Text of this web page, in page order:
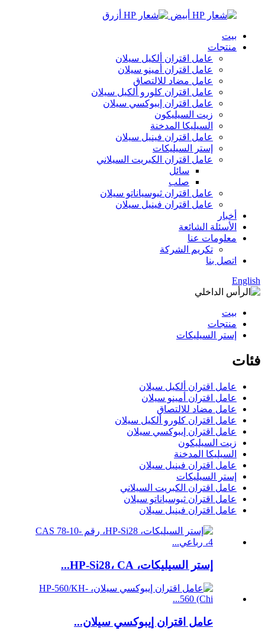
بيت
منتجات
عامل اقتران ألكيل سيلان
عامل اقتران أمينو سيلان
عامل مضاد للالتصاق
عامل اقتران كلورو ألكيل سيلان
عامل اقتران إيبوكسي سيلان
زيت السيليكون
السيليكا المدخنة
عامل اقتران فينيل سيلان
إستر السيليكات
عامل اقتران الكبريت السيلاني
سائل
صلب
عامل اقتران ثيوسياناتو سيلان
عامل اقتران فينيل سيلان
أخبار
الأسئلة الشائعة
معلومات عنا
تكريم الشركة
اتصل بنا
English
بيت
منتجات
إستر السيليكات
فئات
عامل اقتران ألكيل سيلان
عامل اقتران أمينو سيلان
عامل مضاد للالتصاق
عامل اقتران كلورو ألكيل سيلان
عامل اقتران إيبوكسي سيلان
زيت السيليكون
السيليكا المدخنة
عامل اقتران فينيل سيلان
إستر السيليكات
عامل اقتران الكبريت السيلاني
عامل اقتران ثيوسياناتو سيلان
عامل اقتران فينيل سيلان
إستر السيليكات، HP-Si28، CA...
عامل اقتران إيبوكسي سيلان...